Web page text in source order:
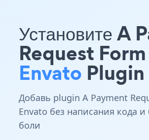
Установите A
Request
Envato Plugin
Добавь plugin A Payment
Envato без написания кода и
боли